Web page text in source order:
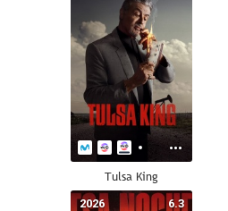
Tulsa King
6.3
2026